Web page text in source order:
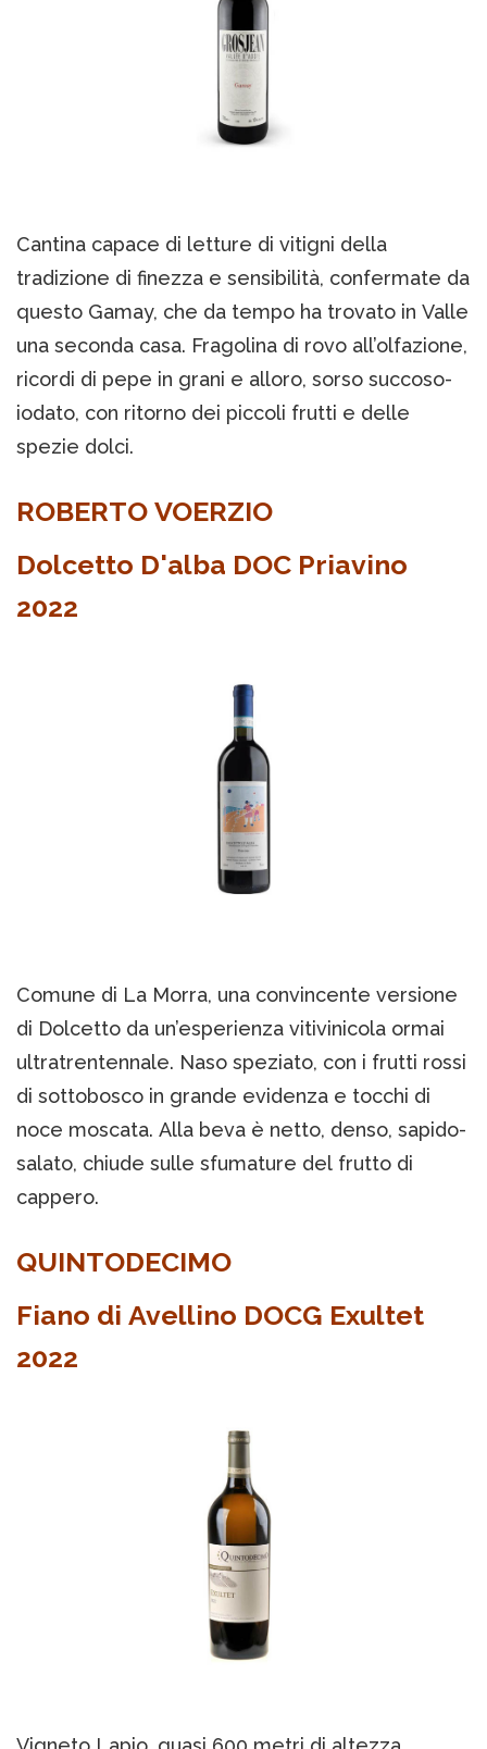
Cantina capace di letture di vitigni della
tradizione di finezza e sensibilità, confermate da
questo Gamay, che da tempo ha trovato in Valle
una seconda casa. Fragolina di rovo all’olfazione,
ricordi di pepe in grani e alloro, sorso succoso-
iodato, con ritorno dei piccoli frutti e delle
spezie dolci.
ROBERTO VOERZIO
Dolcetto D'alba DOC Priavino
2022
Comune di La Morra, una convincente versione
di Dolcetto da un’esperienza vitivinicola ormai
ultratrentennale. Naso speziato, con i frutti rossi
di sottobosco in grande evidenza e tocchi di
noce moscata. Alla beva è netto, denso, sapido-
salato, chiude sulle sfumature del frutto di
cappero.
QUINTODECIMO
Fiano di Avellino DOCG Exultet
2022